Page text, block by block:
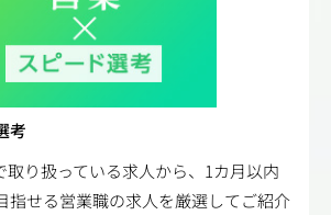
考
取り扱っている求人から、1カ月以内
指せる営業職の求人を厳選してご紹介